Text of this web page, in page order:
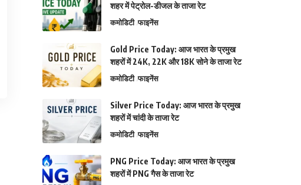
शहर में पेट्रोल-डीजल के ताजा रेट
कमोडिटी फाइनेंस
Gold Price Today: आज भारत के प्रमुख
शहरों में 24K, 22K और 18K सोने के ताजा रेट
कमोडिटी फाइनेंस
Silver Price Today: आज भारत के प्रमुख
शहरों में चांदी के ताजा रेट
कमोडिटी फाइनेंस
PNG Price Today: आज भारत के प्रमुख
शहरों में PNG गैस के ताजा रेट